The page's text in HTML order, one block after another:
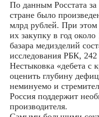
По данным Росстата за
стране было
млрд рублей. При этом
их закупку в год
базара медизделий
исследования РБК,
Нестыковка «дебета с
оценить глубину
неминуемо и
Россия поддержит
производителя.